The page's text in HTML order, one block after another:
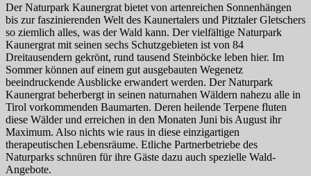
Der Naturpark Kaunergrat bietet von artenreichen Sonnenhängen
bis zur faszinierenden Welt des Kaunertalers und Pitztaler Gletschers
so ziemlich alles, was der Wald kann. Der vielfältige Naturpark
Kaunergrat mit seinen sechs Schutzgebieten ist von 84
Dreitausendern gekrönt, rund tausend Steinböcke leben hier. Im
Sommer können auf einem gut ausgebauten Wegenetz
beeindruckende Ausblicke erwandert werden. Der Naturpark
Kaunergrat beherbergt in seinen naturnahen Wäldern nahezu alle in
Tirol vorkommenden Baumarten. Deren heilende Terpene fluten
diese Wälder und erreichen in den Monaten Juni bis August ihr
Maximum. Also nichts wie raus in diese einzigartigen
therapeutischen Lebensräume. Etliche Partnerbetriebe des
Naturparks schnüren für ihre Gäste dazu auch spezielle Wald-
Angebote.